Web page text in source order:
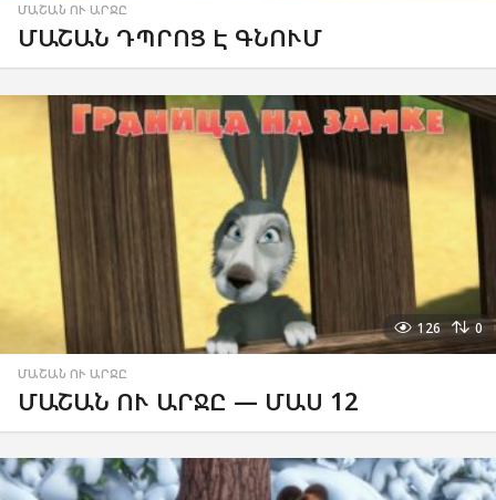
ՄԱՇԱՆ ՈՒ ԱՐՋԸ
ՄԱՇԱՆ ԴՊՐՈՑ Է ԳՆՈՒՄ
126 0
ՄԱՇԱՆ ՈՒ ԱՐՋԸ
ՄԱՇԱՆ ՈՒ ԱՐՋԸ — ՄԱՍ 12